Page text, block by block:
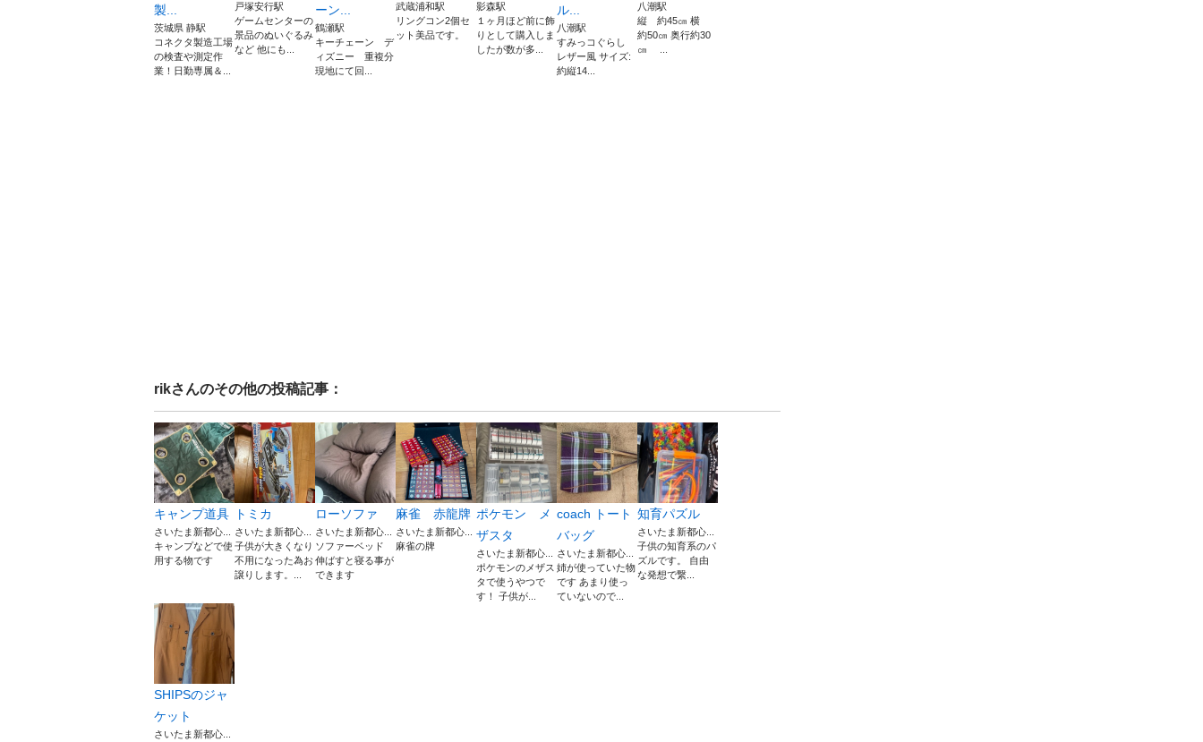
製...
茨城県 静駅
コネクタ製造工場
の検査や測定作
業！日勤専属＆...
戸塚安行駅
ゲームセンターの
景品のぬいぐるみ
など 他にも...
ーン...
鶴瀬駅
キーチェーン デ
ィズニー 重複分
現地にて回...
武蔵浦和駅
リングコン2個セ
ット美品です。
影森駅
１ヶ月ほど前に飾
りとして購入しま
したが数が多...
ル...
八潮駅
すみっコぐらし
レザー風 サイズ:
約縦14...
八潮駅
縦 約45㎝ 横
約50㎝ 奥行約30
㎝ ...
rikさんのその他の投稿記事：
キャンプ道具
さいたま新都心...
キャンプなどで使
用する物です
トミカ
さいたま新都心...
子供が大きくなり
不用になった為お
譲りします。...
ローソファ
さいたま新都心...
ソファーベッド
伸ばすと寝る事が
できます
麻雀 赤龍牌
さいたま新都心...
麻雀の牌
ポケモン メ
ザスタ
さいたま新都心...
ポケモンのメザス
タで使うやつで
す！ 子供が...
coach トート
バッグ
さいたま新都心...
姉が使っていた物
です あまり使っ
ていないので...
知育パズル
さいたま新都心...
子供の知育系のパ
ズルです。 自由
な発想で繋...
SHIPSのジャ
ケット
さいたま新都心...